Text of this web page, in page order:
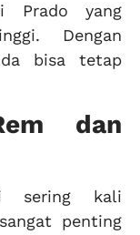
Prado yang
Dengan
bisa tetap
dan
sering kali
penting